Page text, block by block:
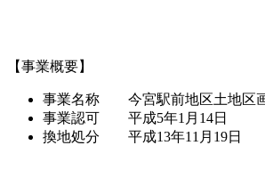
【事業概要】
事業名称 今宮駅前地区土地区
事業認可 平成5年1月14日
換地処分 平成13年11月19日